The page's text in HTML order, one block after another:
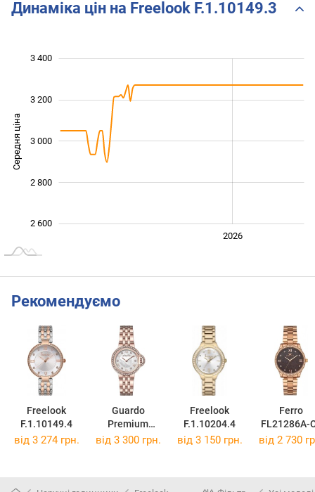
Динаміка цін на Freelook F.1.10149.3
Середня ціна 2 700
2 600
2 800
3 000
3 200
3 400
2026
Рекомендуємо
Freelook
F.1.10149.4
Guardo
Premium
012798-4
Freelook
F.1.10204.4
Ferro
FL21286A-
від 3 274 грн. від 3 300 грн. від 3 150 грн. від 2 730